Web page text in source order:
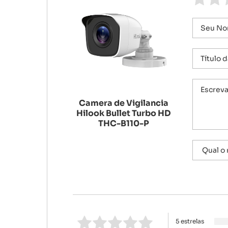
Camera de Vigilancia
Hilook Bullet Turbo HD
THC-B110-P
5 estrelas